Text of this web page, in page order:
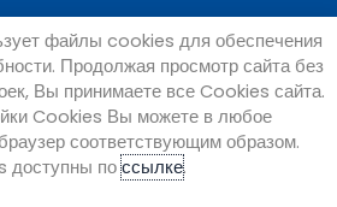
файлы cookies для обеспечения
Продолжая просмотр сайта без
Вы принимаете все Cookies сайта.
Cookies Вы можете в любое
соответствующим образом.
доступны поссылке.